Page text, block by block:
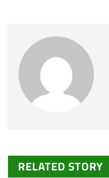
RELATED STORY